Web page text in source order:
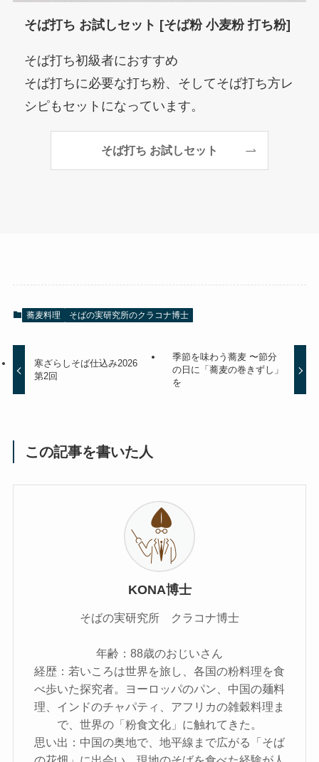
そば打ち お試しセット [そば粉 小麦粉 打ち粉]
そば打ち初級者におすすめ
そば打ちに必要な打ち粉、そしてそば打ち方レ
シピもセットになっています。
そば打ち お試しセット
蕎麦料理 そばの実研究所のクラコナ博士
寒ざらしそば仕込み2026
第2回
季節を味わう蕎麦 〜節分
の日に「蕎麦の巻きずし」
を
この記事を書いた人
KONA博士
そばの実研究所 クラコナ博士
年齢：88歳のおじいさん
経歴：若いころは世界を旅し、各国の粉料理を食
べ歩いた探究者。ヨーロッパのパン、中国の麺料
理、インドのチャパティ、アフリカの雑穀料理ま
で、世界の「粉食文化」に触れてきた。
思い出：中国の奥地で、地平線まで広がる「そば